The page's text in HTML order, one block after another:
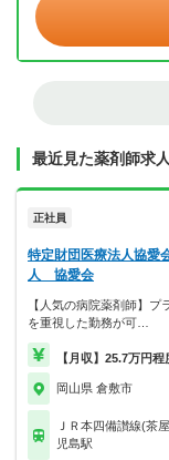
最近見た薬剤師求人
正社員
特定財団医療法人協
人 協愛会
【人気の病院薬剤師】プ
を重視した勤務が可…
【月収】25.7万円程
岡山県 倉敷市
ＪＲ本四備讃線(茶
児島駅